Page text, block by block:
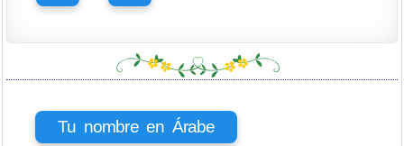
Tu nombre en Árabe